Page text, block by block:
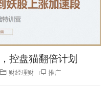
控盘猫翻倍计划
财经理财 推广